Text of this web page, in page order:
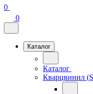
0
0
Каталог
Каталог
Кварцвинил